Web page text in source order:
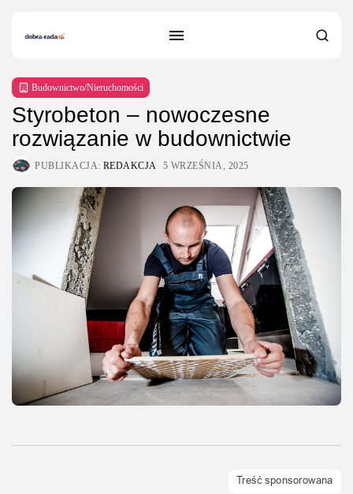
Budownictwo/Nieruchomości
Styrobeton – nowoczesne
rozwiązanie w budownictwie
PUBLIKACJA: REDAKCJA 5 WRZEŚNIA, 2025